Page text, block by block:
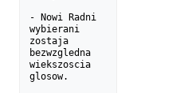
- Nowi Radni
wybierani
zostaja
bezwzgledna
wiekszoscia
glosow.